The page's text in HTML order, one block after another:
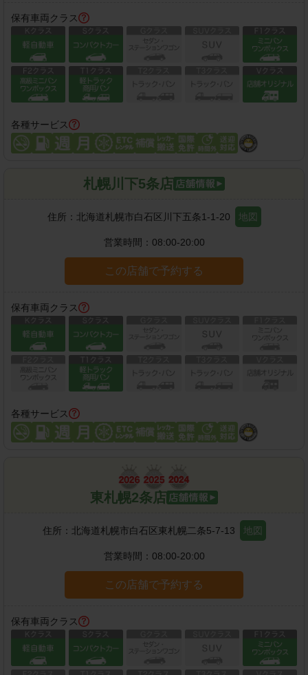
保有車両クラス
各種サービス
札幌川下5条店
住所： 北海道札幌市白石区川下五条1-1-20 地図
営業時間： 08:00-20:00
この店舗で予約する
保有車両クラス
各種サービス
東札幌2条店
住所： 北海道札幌市白石区東札幌二条5-7-13 地図
営業時間： 08:00-20:00
この店舗で予約する
保有車両クラス